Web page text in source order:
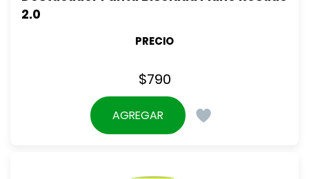
2.0
PRECIO
$790
AGREGAR